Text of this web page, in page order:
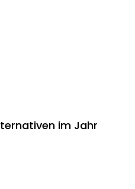
im Jahr